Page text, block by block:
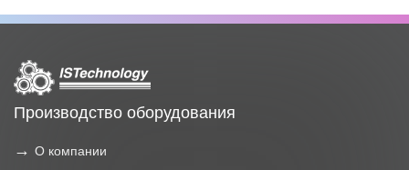
Производство оборудования
О компании